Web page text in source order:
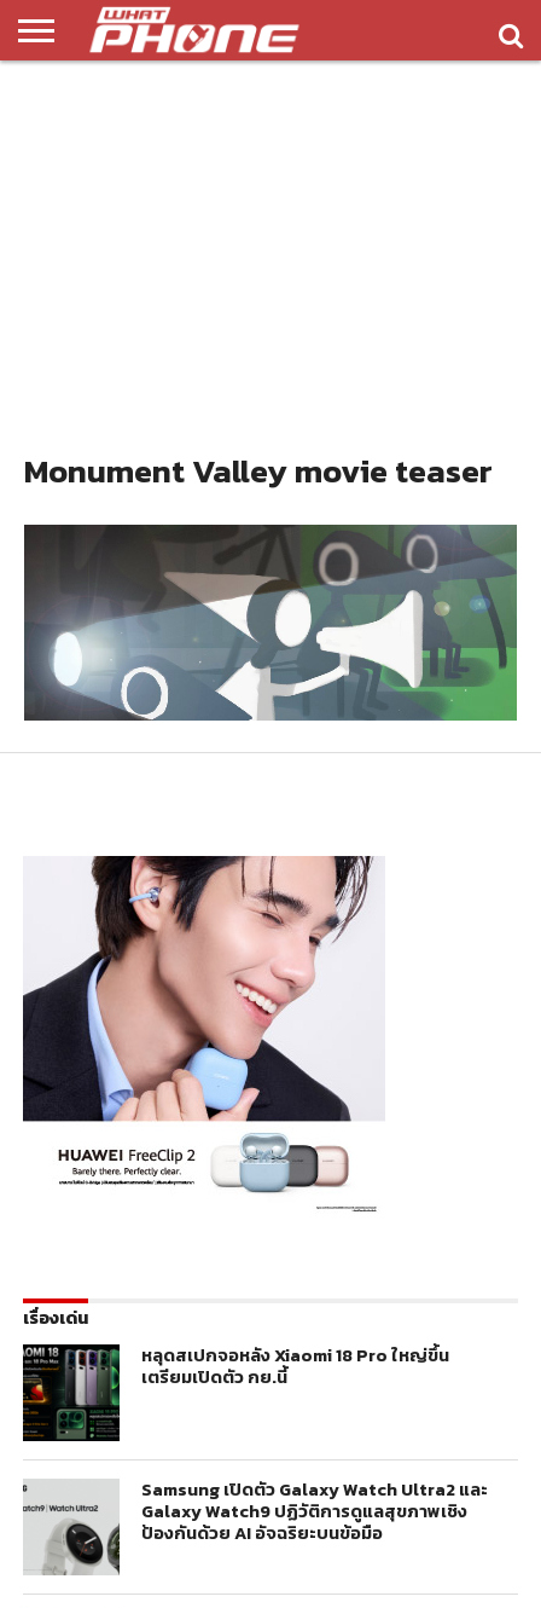
Monument Valley movie teaser
เรื่องเด่น
หลุดสเปกจอหลัง Xiaomi 18 Pro ใหญ่ขึ้น
เตรียมเปิดตัว กย.นี้
Samsung เปิดตัว Galaxy Watch Ultra2 และ
Galaxy Watch9 ปฏิวัติการดูแลสุขภาพเชิง
ป้องกันด้วย AI อัจฉริยะบนข้อมือ